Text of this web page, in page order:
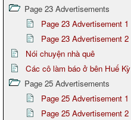
Page 23 Advertisements
Page 23 Advertisement 1
Page 23 Advertisement 2
Nói chuyện nhà quê
Các cô làm báo ở bên Huế Kỳ
Page 25 Advertisements
Page 25 Advertisement 1
Page 25 Advertisement 2